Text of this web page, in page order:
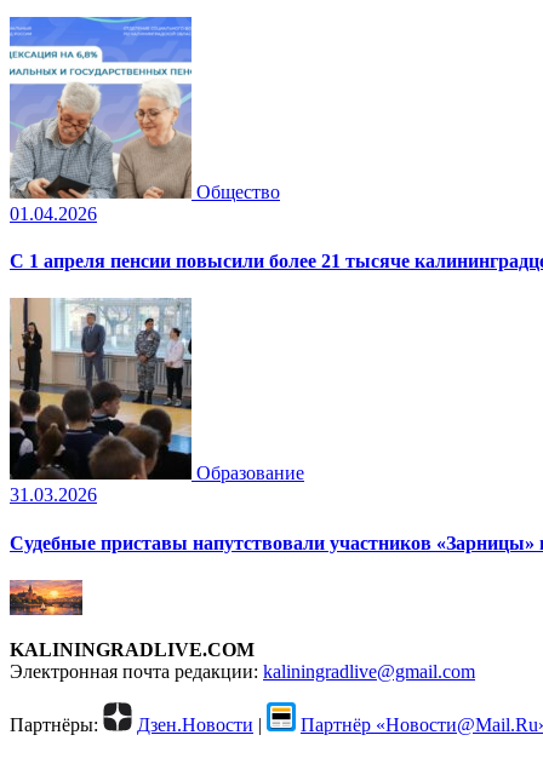
Общество
01.04.2026
С 1 апреля пенсии повысили более 21 тысяче
Образование
31.03.2026
Судебные приставы напутствовали участников
KALININGRADLIVE.COM
Электронная почта редакции: kaliningradlive@gmail.com
Партнёры: Дзен.Новости |
Партнёр